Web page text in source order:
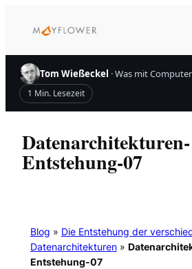
Inhalt
Tom Wießeckel · Was mit
1 Min. Lesezeit
Datenarchitekturen-
Entstehung-07
Blog » Die Entstehung der
Datenarchitekturen»
Entstehung-07